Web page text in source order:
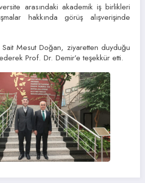
arasındaki akademik iş birlikleri
hakkında görüş alışverişinde
Mesut Doğan, ziyaretten duyduğu
Prof. Dr. Demir’e teşekkür etti.